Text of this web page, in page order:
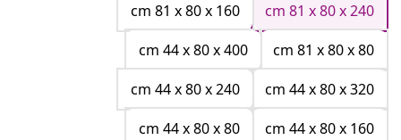
cm 81 x 80 x 240
cm 81 x 80 x 160
cm 81 x 80 x 80
cm 44 x 80 x 400
cm 44 x 80 x 320
cm 44 x 80 x 240
cm 44 x 80 x 160
cm 44 x 80 x 80